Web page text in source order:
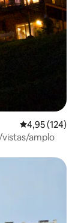
4,95 de uma
4,95 (124)
amplo